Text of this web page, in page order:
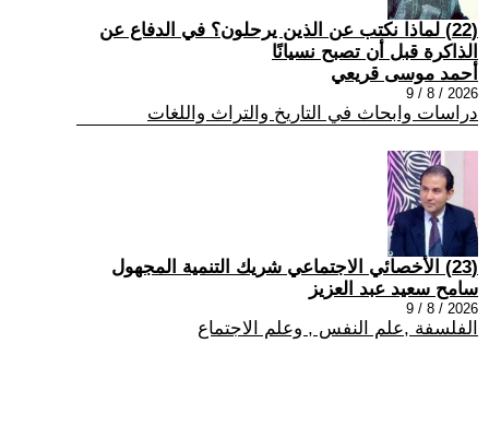
(22) لماذا نكتب عن الذين يرحلون؟ في الدفاع عن
الذاكرة قبل أن تصبح نسيانًا
أحمد موسى قريعي
2026 / 8 / 9
دراسات وابحاث في التاريخ والتراث واللغات
(23) الأخصائي الاجتماعي شريك التنمية المجهول
سامح سعيد عبد العزيز
2026 / 8 / 9
الفلسفة ,علم النفس , وعلم الاجتماع